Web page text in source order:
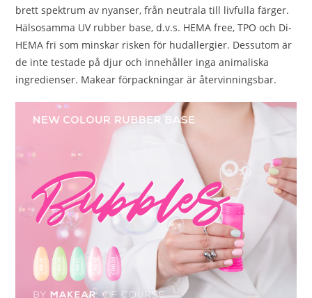
brett spektrum av nyanser, från neutrala till livfulla färger.
Hälsosamma UV rubber base, d.v.s. HEMA free, TPO och Di-
HEMA fri som minskar risken för hudallergier. Dessutom är
de inte testade på djur och innehåller inga animaliska
ingredienser. Makear förpackningar är återvinningsbar.